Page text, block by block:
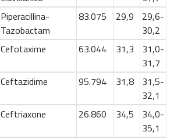
Piperacillina-
Tazobactam
83.075 29,9
29,6-
30,2
Cefotaxime 63.044 31,3
31,0-
31,7
Ceftazidime
95.794 31,8
31,5-
32,1
Ceftriaxone
26.860 34,5
34,0-
35,1